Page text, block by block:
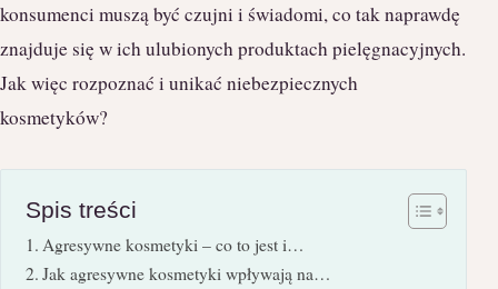
konsumenci muszą być czujni i świadomi, co tak naprawdę
znajduje się w ich ulubionych produktach pielęgnacyjnych.
Jak więc rozpoznać i unikać niebezpiecznych
kosmetyków?
Spis treści
Agresywne kosmetyki – co to jest i…
Jak agresywne kosmetyki wpływają na…